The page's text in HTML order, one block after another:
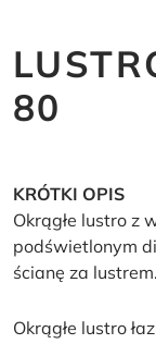
80
KRÓTKI OPIS
Okrągłe lustro z
podświetlonym
ścianę za lustrem.
Okrągłe lustro